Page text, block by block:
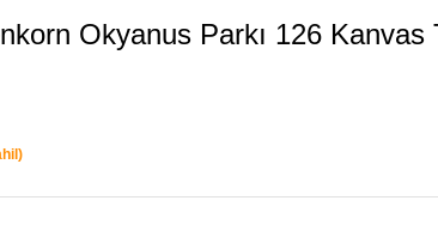
Okyanus Parkı 126 Kanvas